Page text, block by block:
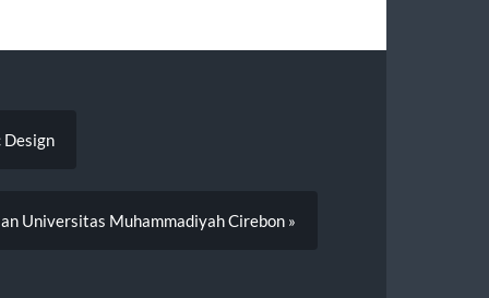
Design
Universitas Muhammadiyah Cirebon »